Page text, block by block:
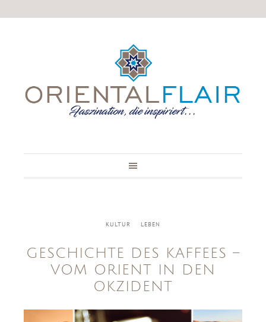
KULTUR LEBEN
GESCHICHTE DES KAFFEES –
VOM ORIENT IN DEN
OKZIDENT